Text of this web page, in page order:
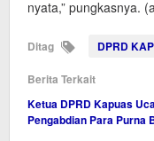
nyata,” pungkasnya.
Ditag DPRD
Berita Terkait
Ketua DPRD Kapuas
Pengabdian Para Purna